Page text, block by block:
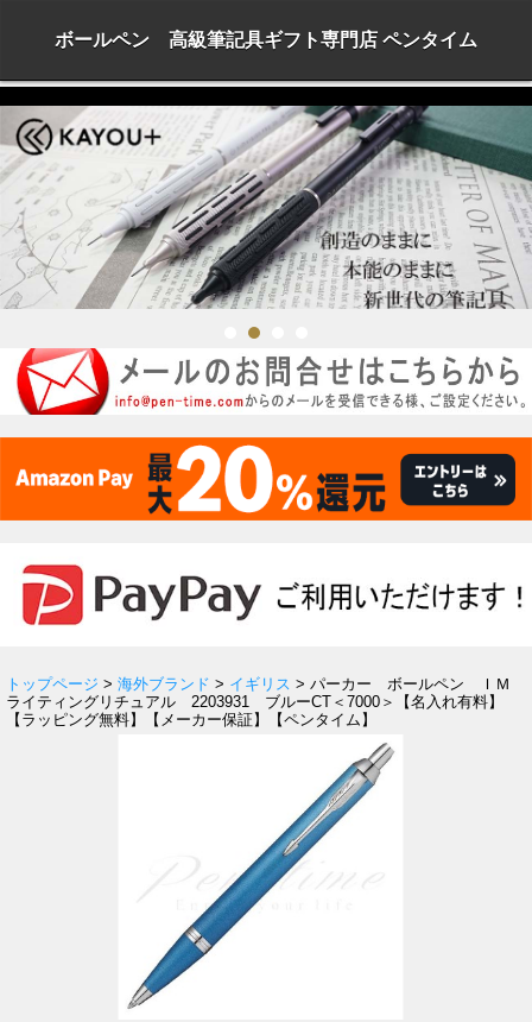
ボールペン 高級筆記具ギフト専門店 ペンタイム
トップページ > 海外ブランド > イギリス > パーカー ボールペン ＩＭ
ライティングリチュアル 2203931 ブルーCT＜7000＞【名入れ有料】
【ラッピング無料】【メーカー保証】【ペンタイム】